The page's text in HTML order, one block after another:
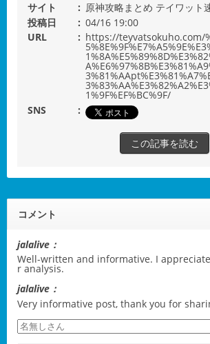
サイト
原神攻略まとめ テイワット
投稿日
04/16 19:00
URL
https://teyvatsokuho.com/
1%9F%EF%BC%9F/
SNS
この記事を読む
コメント
jalalive：
Well-written and informative. I
r analysis.
jalalive：
Very informative post, thank you for